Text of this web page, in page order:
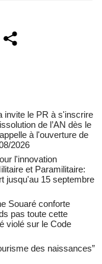
invite le PR à s'inscrire
de l’AN dès le
à l'ouverture de
2026
l'innovation
et Paramilitaire:
jusqu'au 15 septembre
Souaré conforte
pas toute cette
violé sur le Code
des naissances”